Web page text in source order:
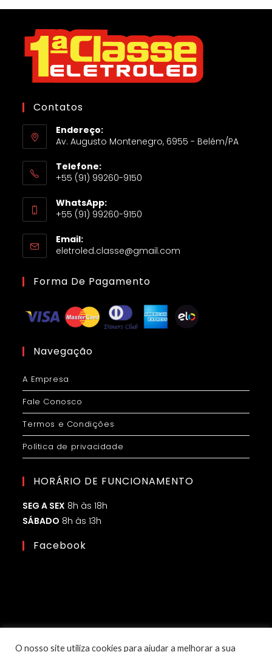
Contatos
Endereço:
Av. Augusto Montenegro, 6955 - Belém/PA
Telefone:
+55 (91) 99260-9150
WhatsApp:
+55 (91) 99260-9150
Email:
eletroled.classe@gmail.com
Forma De Pagamento
Navegação
A Empresa
Fale Conosco
Termos e Condições
Política de privacidade
HORÁRIO DE FUNCIONAMENTO
SEG A SEX 8h às 18h
SÁBADO 8h às 13h
Facebook
O nosso site utiliza cookies para ajudar a melhorar a sua